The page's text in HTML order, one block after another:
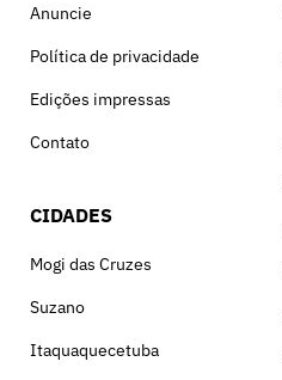
Anuncie
Política de privacidade
Edições impressas
Contato
CIDADES
Mogi das Cruzes
Suzano
Itaquaquecetuba